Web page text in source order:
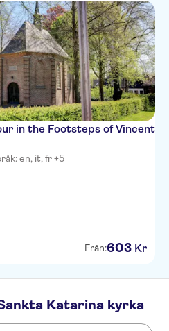
in the Footsteps of Vincent
en, it, fr +5
Från:603 Kr
Katarina kyrka